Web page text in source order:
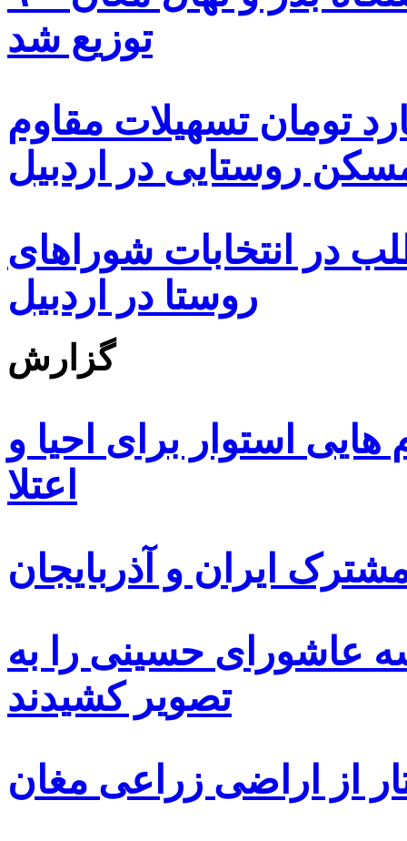
توزیع شد
هزار و ۴۸۰ میلیارد تومان تسهیلات مقاوم
روستایی در اردبیل
از ۵۰۰۰ داوطلب در انتخابات شوراهای
روستا در اردبیل
گزارش
استوار برای احیا و
اعتلا
ایران و آذربایجان
عاشورای حسینی را به
تصویر کشیدند
از اراضی زراعی مغان